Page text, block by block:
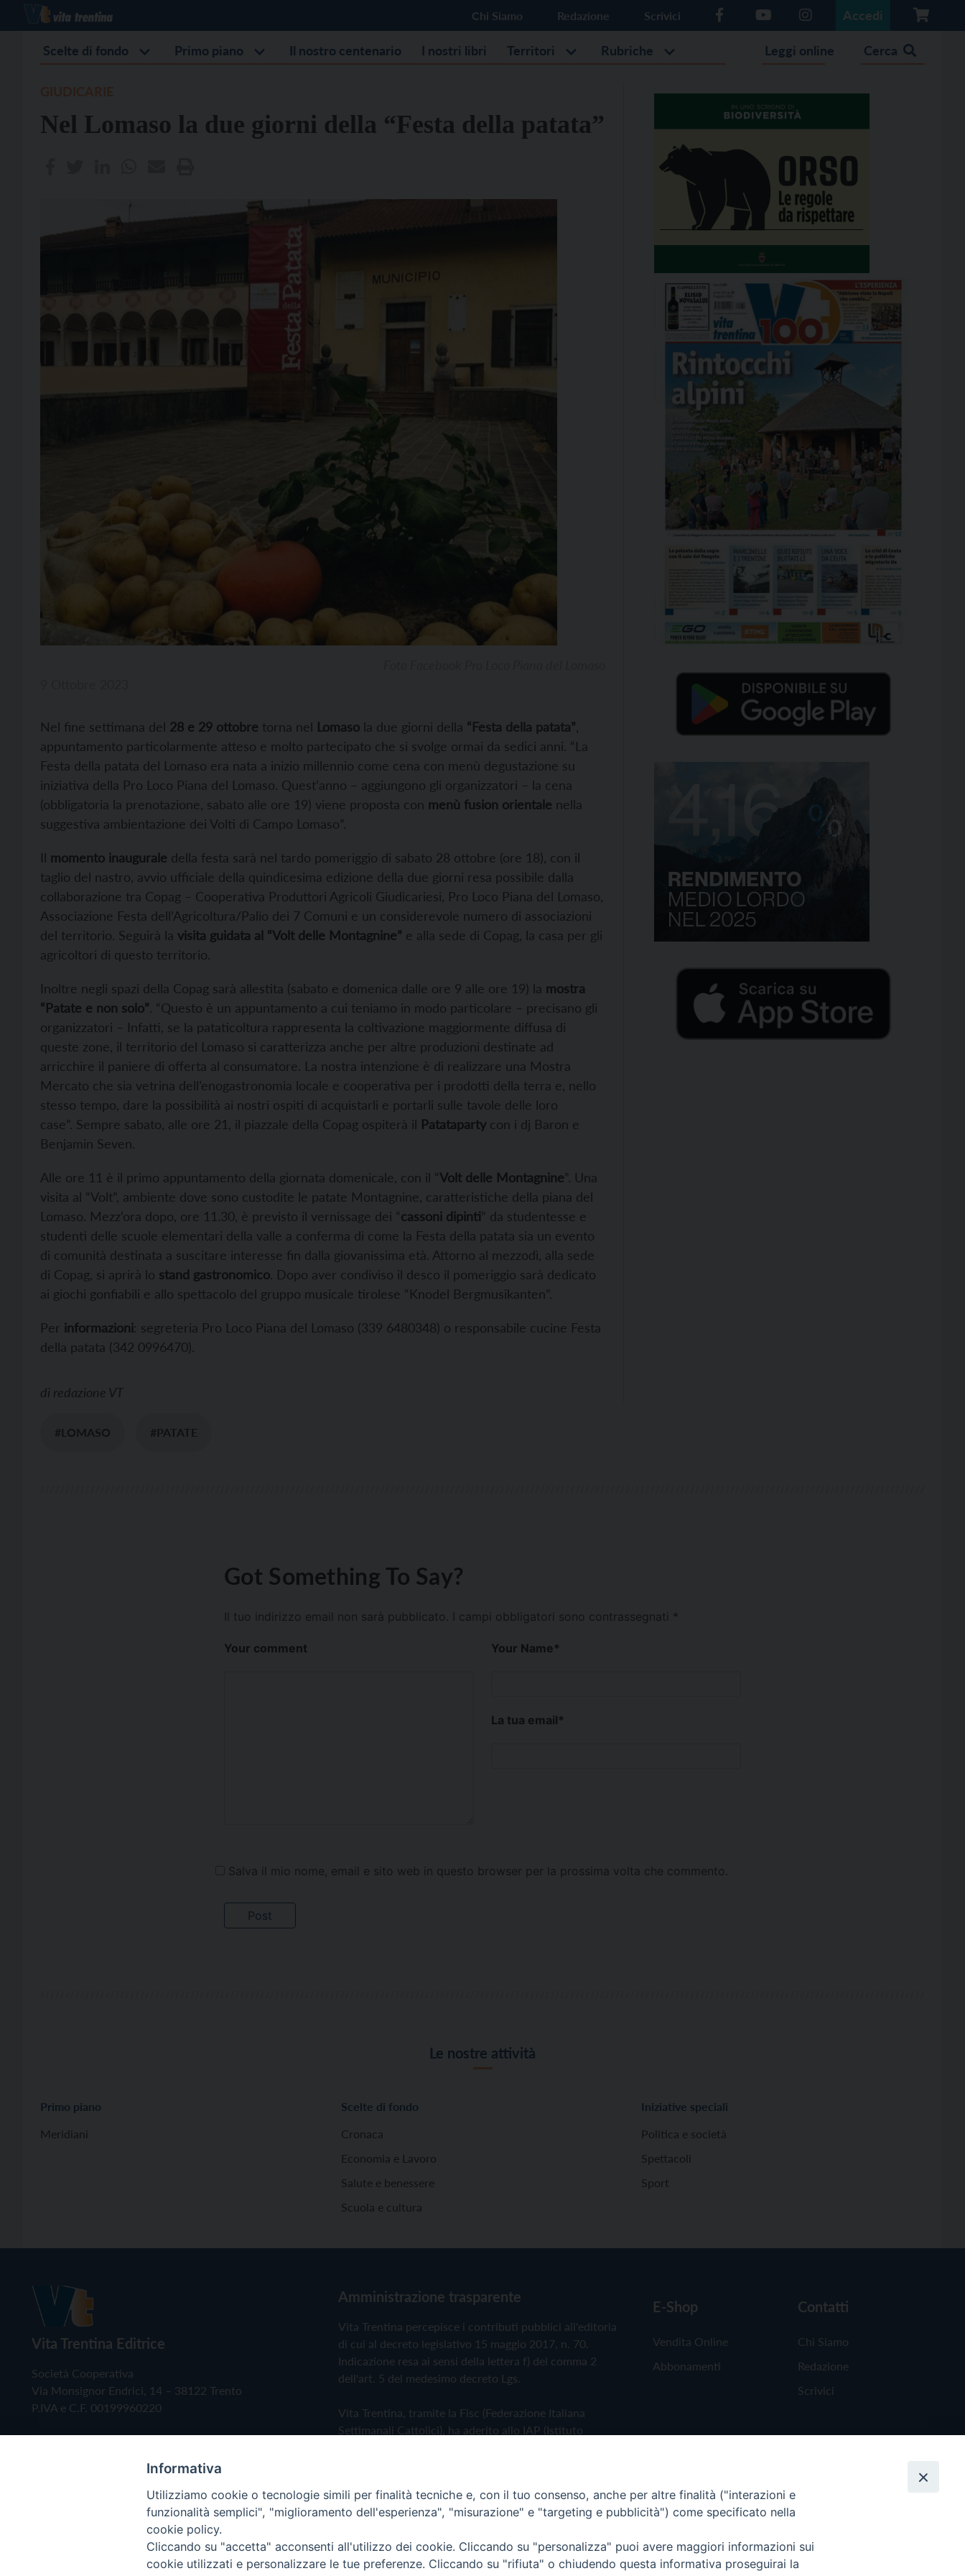
Chi Siamo Redazione Scrivici Accedi
Scelte di fondo Primo piano Il nostro centenario I nostri libri Territori Rubriche Leggi online Cerca
Nel Lomaso la due giorni della “Festa della patata”
Nel fine settimana del 28 e 29 ottobre torna nel Lomaso la due giorni della “Festa della patata”
appuntamento particolarmente atteso e molto partecipato che si svolge ormai da sedici anni. “La
Festa della patata del Lomaso era nata a inizio millennio come cena con menù degustazione su
iniziativa della Pro Loco Piana del Lomaso. Quest’anno – aggiungono gli organizzatori – la cena
(obbligatoria la prenotazione, sabato alle ore 19) viene proposta con menù fusion orientale nella
suggestiva ambientazione dei Volti di Campo Lomaso”.
Il momento inaugurale della festa sarà nel tardo pomeriggio di sabato 28 ottobre (ore 18), con il
taglio del nastro, avvio ufficiale della quindicesima edizione della due giorni resa possibile dalla
collaborazione tra Copag – Cooperativa Produttori Agricoli Giudicariesi, Pro Loco Piana del Lomaso,
Associazione Festa dell’Agricoltura/Palio dei 7 Comuni e un considerevole numero di associazioni
del territorio. Seguirà la visita guidata al “Volt delle Montagnine” e alla sede di Copag, la casa per gli
agricoltori di questo territorio.
Inoltre negli spazi della Copag sarà allestita (sabato e domenica dalle ore 9 alle ore 19) la mostra
“Patate e non solo”. “Questo è un appuntamento a cui teniamo in modo particolare – precisano gli
organizzatori – Infatti, se la pataticoltura rappresenta la coltivazione maggiormente diffusa di
queste zone, il territorio del Lomaso si caratterizza anche per altre produzioni destinate ad
arricchire il paniere di offerta al consumatore. La nostra intenzione è di realizzare una Mostra
Mercato che sia vetrina dell’enogastronomia locale e cooperativa per i prodotti della terra e, nello
stesso tempo, dare la possibilità ai nostri ospiti di acquistarli e portarli sulle tavole delle loro
case”. Sempre sabato, alle ore 21, il piazzale della Copag ospiterà il Patataparty con i dj Baron e
Benjamin Seven.
Alle ore 11 è il primo appuntamento della giornata domenicale, con il “Volt delle Montagnine”. Una
visita al “Volt”, ambiente dove sono custodite le patate Montagnine, caratteristiche della piana del
Lomaso. Mezz’ora dopo, ore 11.30, è previsto il vernissage dei “cassoni dipinti” da studentesse e
studenti delle scuole elementari della valle a conferma di come la Festa della patata sia un evento
di comunità destinata a suscitare interesse fin dalla giovanissima età. Attorno al mezzodì, alla sede
di Copag, si aprirà lo stand gastronomico. Dopo aver condiviso il desco il pomeriggio sarà dedicato
ai giochi gonfiabili e allo spettacolo del gruppo musicale tirolese “Knodel Bergmusikanten”.
Per informazioni: segreteria Pro Loco Piana del Lomaso (339 6480348) o responsabile cucine Festa
della patata (342 0996470).
di redazione VT
#LOMASO #PATATE
Got Something To Say?
Il tuo indirizzo email non sarà pubblicato. I campi obbligatori sono contrassegnati *
Your comment Your Name*
La tua email*
Salva il mio nome, email e sito web in questo browser per la prossima volta che commento.
Le nostre attività
Primo piano
Meridiani
Scelte di fondo
Cronaca
Economia e Lavoro
Salute e benessere
Scuola e cultura
Iniziative speciali
Politica e società
Spettacoli
Sport
Vita Trentina Editrice
Società Cooperativa
Via Monsignor Endrici, 14 – 38122 Trento
P.IVA e C.F. 00199960220
Amministrazione trasparente
Vita Trentina percepisce i contributi pubblici all'editoria
di cui al decreto legislativo 15 maggio 2017, n. 70.
Indicazione resa ai sensi della lettera f) del comma 2
dell'art. 5 del medesimo decreto Lgs.
Vita Trentina, tramite la Fisc (Federazione Italiana
Settimanali Cattolici), ha aderito allo IAP (Istituto
Privacy Policy Cookie Policy
E-Shop
Vendita Online
Abbonamenti
Contatti
Chi Siamo
Redazione
Scrivici
Copyright © 2019 - Tutti i diritti riservati - Vita Trentina Editrice
Informativa
Utilizziamo cookie o tecnologie simili per finalità tecniche e, con il tuo consenso, anche per altre finalità ("interazioni e
funzionalità semplici", "miglioramento dell'esperienza", "misurazione" e "targeting e pubblicità") come specificato nella
cookie policy.
Cliccando su "accetta" acconsenti all'utilizzo dei cookie. Cliccando su "personalizza" puoi avere maggiori informazioni sui
cookie utilizzati e personalizzare le tue preferenze. Cliccando su "rifiuta" o chiudendo questa informativa proseguirai la